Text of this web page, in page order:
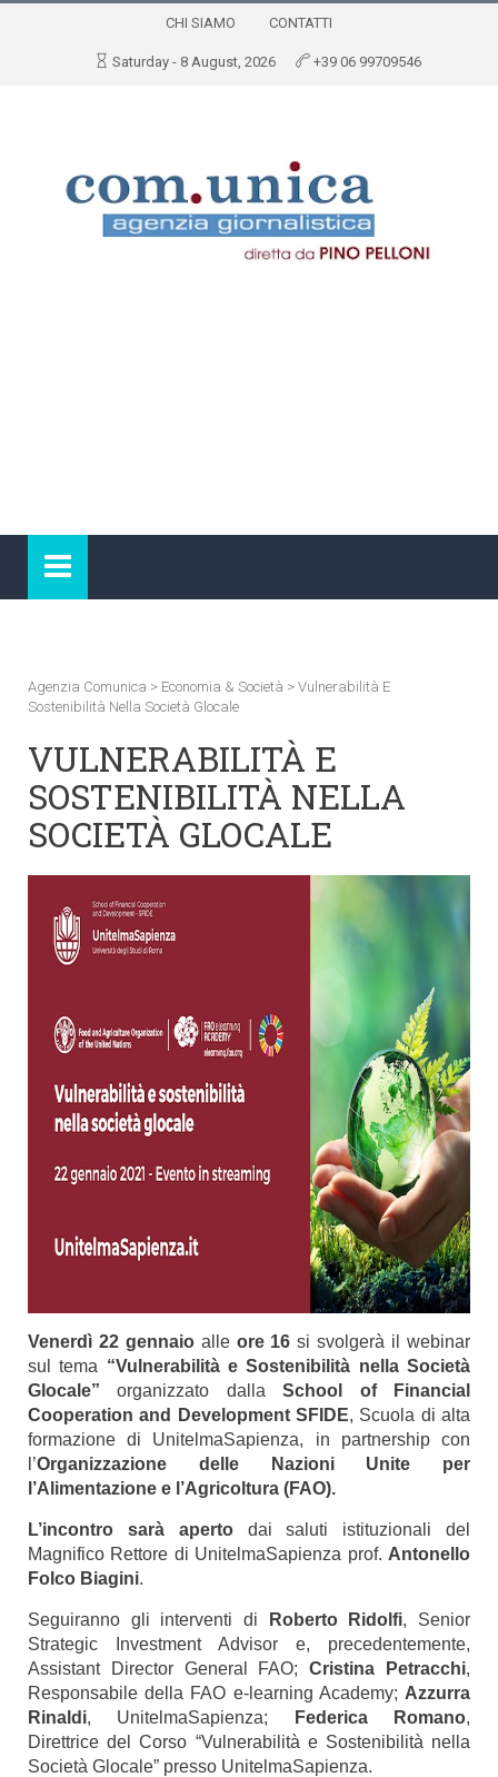
CHI SIAMO CONTATTI
Saturday - 8 August, 2026 +39 06 99709546
Agenzia Comunica > Economia & Società > Vulnerabilità E
Sostenibilità Nella Società Glocale
VULNERABILITÀ E
SOSTENIBILITÀ NELLA
SOCIETÀ GLOCALE
Venerdì 22 gennaio alle ore 16si svolgerà il webinar
sul tema “Vulnerabilità e Sostenibilità nella Società
Glocale” organizzato dallaSchool of Financial
Cooperation and Development SFIDE, Scuola di alta
formazione di UnitelmaSapienza, in partnership con
l’Organizzazione delle Nazioni Unite per
l’Alimentazione e l’Agricoltura (FAO).
L’incontro sarà apertodai saluti istituzionali del
Magnifico Rettore di UnitelmaSapienza prof. Antonello
Folco Biagini.
Seguiranno gli interventi di Roberto Ridolfi, Senior
Strategic Investment Advisor e, precedentemente,
Assistant Director General FAO;Cristina Petracchi,
Responsabile della FAO e-learning Academy; Azzurra
Rinaldi, UnitelmaSapienza; Federica Romano,
Direttrice del Corso “Vulnerabilità e Sostenibilità nella
Società Glocale” presso UnitelmaSapienza.